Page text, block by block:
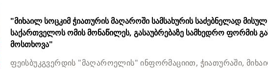
"მიხაილ სოცკიმ ჭიათურის მაღაროში სამსახურის საძებნელად
საქართველოს ომის მონაწილეს, გასაუბრებაზე სამხედრო ფორმის
მოსთხოვა"
ფეისბუკგვერდის "მაღაროელის" ინფორმაციით, ჭიათურაში,